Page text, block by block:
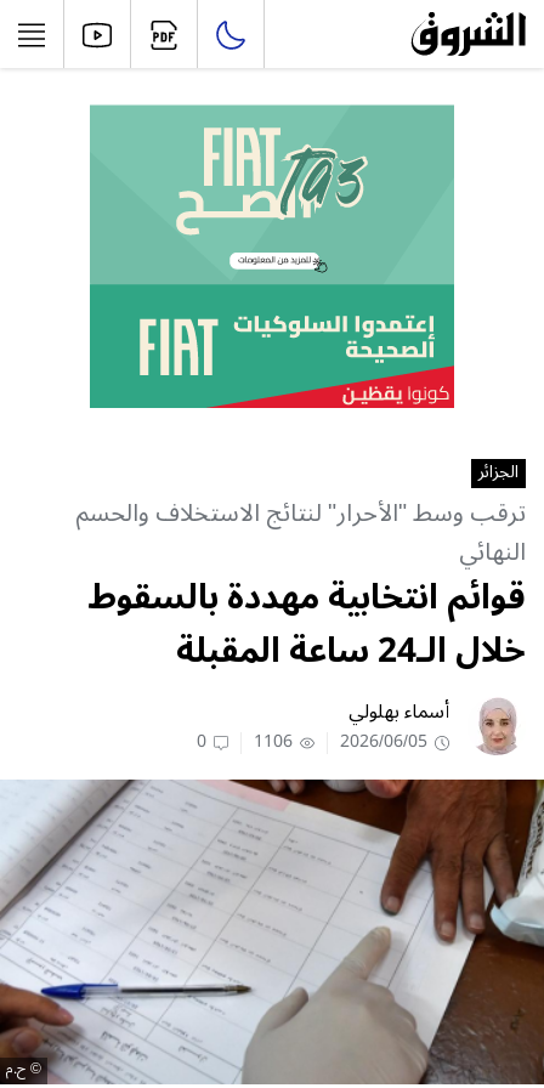
الجزائر
ترقب وسط "الأحرار" لنتائج الاستخلاف والحسم
النهائي
قوائم انتخابية مهددة بالسقوط
خلال الـ24 ساعة المقبلة
أسماء بهلولي
2026/06/05
1106
0
ح.م